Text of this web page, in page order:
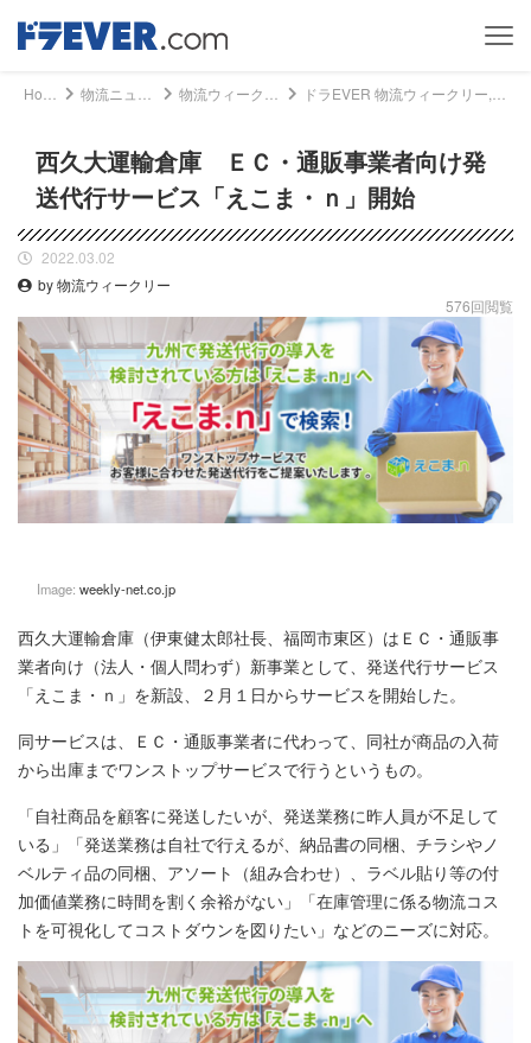
西久大運輸倉庫 ＥＣ・通販事業者向け発
送代行サービス「えこま・ｎ」開始
2022.03.02
by 物流ウィークリー
576回閲覧
Image: weekly-net.co.jp
西久大運輸倉庫（伊東健太郎社長、福岡市東区）はＥＣ・通販事
業者向け（法人・個人問わず）新事業として、発送代行サービス
「えこま・ｎ」を新設、２月１日からサービスを開始した。
同サービスは、ＥＣ・通販事業者に代わって、同社が商品の入荷
から出庫までワンストップサービスで行うというもの。
「自社商品を顧客に発送したいが、発送業務に昨人員が不足して
いる」「発送業務は自社で行えるが、納品書の同梱、チラシやノ
ベルティ品の同梱、アソート（組み合わせ）、ラベル貼り等の付
加価値業務に時間を割く余裕がない」「在庫管理に係る物流コス
トを可視化してコストダウンを図りたい」などのニーズに対応。